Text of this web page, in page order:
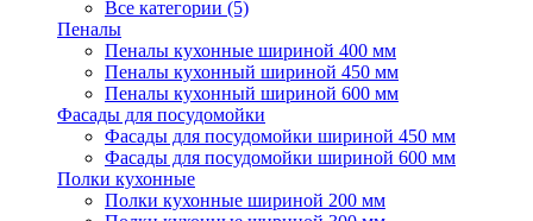
Все категории (5)
Пеналы
Пеналы кухонные шириной 400 мм
Пеналы кухонный шириной 450 мм
Пеналы кухонный шириной 600 мм
Фасады для посудомойки
Фасады для посудомойки шириной 450 мм
Фасады для посудомойки шириной 600 мм
Полки кухонные
Полки кухонные шириной 200 мм